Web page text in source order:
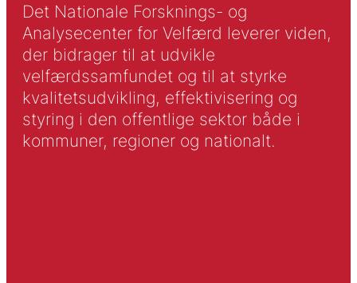
Det Nationale Forsknings- og
Analysecenter for Velfærd leverer viden,
der bidrager til at udvikle
velfærdssamfundet og til at styrke
kvalitetsudvikling, effektivisering og
styring i den offentlige sektor både i
kommuner, regioner og nationalt.